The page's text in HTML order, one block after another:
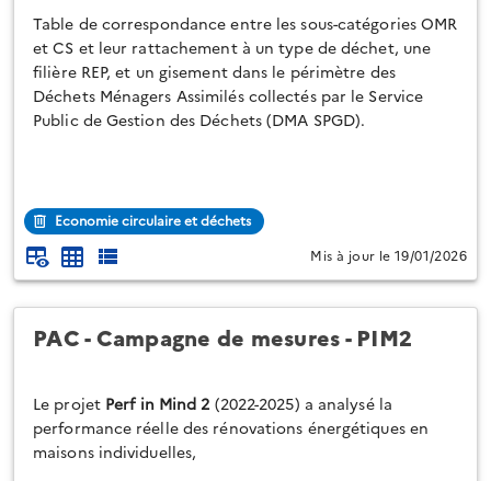
Table de correspondance entre les sous-catégories OMR
et CS et leur rattachement à un type de déchet, une
filière REP, et un gisement dans le périmètre des
Déchets Ménagers Assimilés collectés par le Service
Public de Gestion des Déchets (DMA SPGD).
Economie circulaire et déchets
Mis à jour le 19/01/2026
PAC - Campagne de mesures - PIM2
Le projet Perf in Mind 2 (2022-2025) a analysé la
performance réelle des rénovations énergétiques en
maisons individuelles,